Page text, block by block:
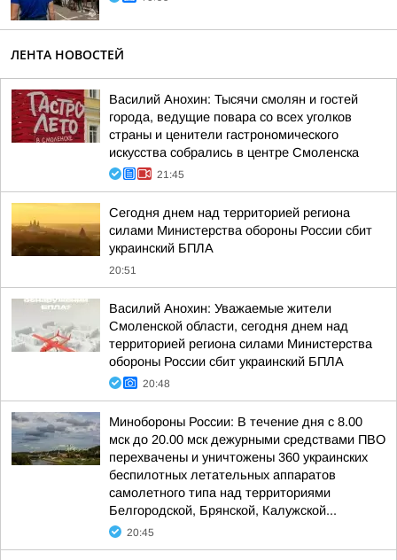
ЛЕНТА НОВОСТЕЙ
Василий Анохин: Тысячи смолян и гостей
города, ведущие повара со всех уголков
страны и ценители гастрономического
искусства собрались в центре Смоленска
21:45
Сегодня днем над территорией региона
силами Министерства обороны России сбит
украинский БПЛА
20:51
Василий Анохин: Уважаемые жители
Смоленской области, сегодня днем над
территорией региона силами Министерства
обороны России сбит украинский БПЛА
20:48
Минобороны России: В течение дня с 8.00
мск до 20.00 мск дежурными средствами ПВО
перехвачены и уничтожены 360 украинских
беспилотных летательных аппаратов
самолетного типа над территориями
Белгородской, Брянской, Калужской...
20:45